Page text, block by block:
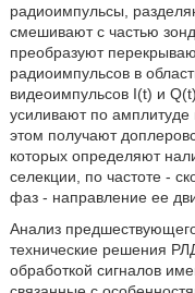
радиоимпульсы,
смешивают с частью
преобразуют
радиоимпульсов в
видеоимпульсов I(t) и
усиливают по
этом получают
которых определяют
селекции, по частоте -
фаз - направление ее
Анализ
технические решения
обработкой сигналов